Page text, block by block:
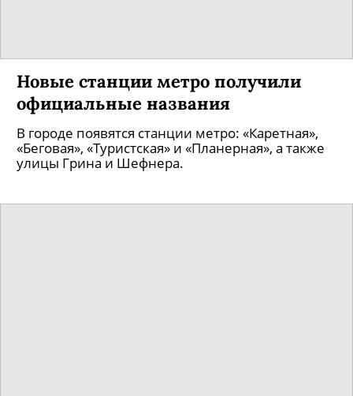
Новые станции метро получили
официальные названия
В городе появятся станции метро: «Каретная»,
«Беговая», «Туристская» и «Планерная», а также
улицы Грина и Шефнера.